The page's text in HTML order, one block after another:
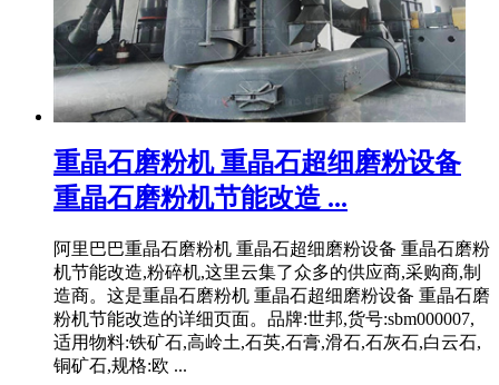
重晶石磨粉机 重晶石超细磨粉设备
重晶石磨粉机节能改造 ...
阿里巴巴重晶石磨粉机 重晶石超细磨粉设备 重晶石磨粉
机节能改造,粉碎机,这里云集了众多的供应商,采购商,制
造商。这是重晶石磨粉机 重晶石超细磨粉设备 重晶石磨
粉机节能改造的详细页面。品牌:世邦,货号:sbm000007,
适用物料:铁矿石,高岭土,石英,石膏,滑石,石灰石,白云石,
铜矿石,规格:欧 ...